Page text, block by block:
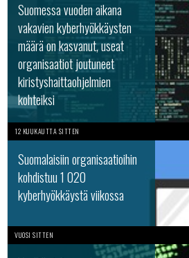
Suomessa vuoden aikana
vakavien kyberhyökkäysten
määrä on kasvanut, useat
organisaatiot joutuneet
kiristyshaittaohjelmien
kohteiksi
12 KUUKAUTTA SITTEN
Suomalaisiin organisaatioihin
kohdistuu 1 020
kyberhyökkäystä viikossa
VUOSI SITTEN